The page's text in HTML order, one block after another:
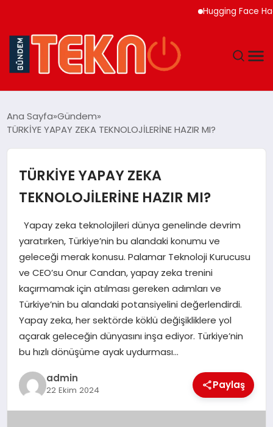
Hugging Face
DÜNYA
EĞITIM
EKONOMI
MAGAZIN
SAĞLIK
SIYASET
YAŞAM
Ana Sayfa Gündem
TÜRKİYE YAPAY ZEKA TEKNOLOJİLERİNE HAZIR MI?
TÜRKİYE YAPAY ZEKA
TEKNOLOJİLERİNE HAZIR MI?
Yapay zeka teknolojileri dünya genelinde devrim
yaratırken, Türkiye’nin bu alandaki konumu ve
geleceği merak konusu. Palamar Teknoloji Kurucusu
ve CEO’su Onur Candan, yapay zeka trenini
kaçırmamak için atılması gereken adımları ve
Türkiye’nin bu alandaki potansiyelini değerlendirdi.
Yapay zeka, her sektörde köklü değişikliklere yol
açarak geleceğin dünyasını inşa ediyor. Türkiye’nin
bu hızlı dönüşüme ayak uydurması…
admin
22 Ekim 2024 Paylaş